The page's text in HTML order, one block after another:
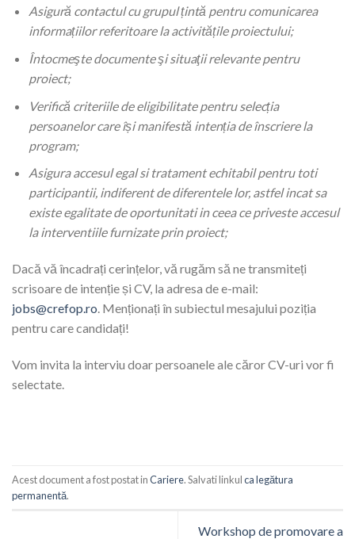
Asigură contactul cu grupul țintă pentru comunicarea
informațiilor referitoare la activitățile proiectului;
Întocmeşte documente şi situaţii relevante pentru
proiect;
Verifică criteriile de eligibilitate pentru selecția
persoanelor care își manifestă intenția de înscriere la
program;
Asigura accesul egal si tratament echitabil pentru toti
participantii, indiferent de diferentele lor, astfel incat sa
existe egalitate de oportunitati in ceea ce priveste accesul
la interventiile furnizate prin proiect;
Dacă vă încadrați cerințelor, vă rugăm să ne transmiteți
scrisoare de intenție și CV, la adresa de e-mail:
jobs@crefop.ro. Menționați în subiectul mesajului poziția
pentru care candidați!
Vom invita la interviu doar persoanele ale căror CV-uri vor fi
selectate.
Acest document a fost postat inCariere. Salvati linkulca legătura
permanentă.
Workshop de promovare a